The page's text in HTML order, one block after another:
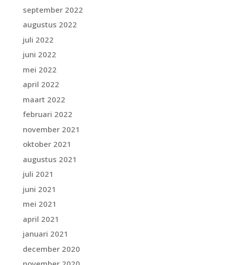
september 2022
augustus 2022
juli 2022
juni 2022
mei 2022
april 2022
maart 2022
februari 2022
november 2021
oktober 2021
augustus 2021
juli 2021
juni 2021
mei 2021
april 2021
januari 2021
december 2020